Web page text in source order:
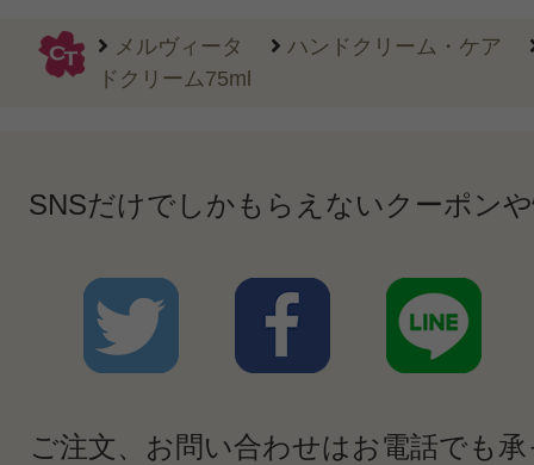
メルヴィータ
ハンドクリーム・ケア
ドクリーム75ml
SNSだけでしかもらえないクーポン
ご注文、お問い合わせはお電話でも